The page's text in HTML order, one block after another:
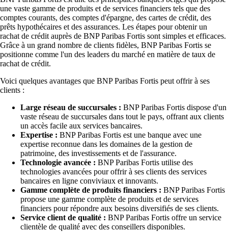
une vaste gamme de produits et de services financiers tels que des
comptes courants, des comptes d'épargne, des cartes de crédit, des
prêts hypothécaires et des assurances. Les étapes pour obtenir un
rachat de crédit auprès de BNP Paribas Fortis sont simples et efficaces.
Grâce à un grand nombre de clients fidèles, BNP Paribas Fortis se
positionne comme l'un des leaders du marché en matière de taux de
rachat de crédit.
Voici quelques avantages que BNP Paribas Fortis peut offrir à ses
clients :
Large réseau de succursales : BNP Paribas Fortis dispose d'un
vaste réseau de succursales dans tout le pays, offrant aux clients
un accès facile aux services bancaires.
Expertise : BNP Paribas Fortis est une banque avec une
expertise reconnue dans les domaines de la gestion de
patrimoine, des investissements et de l'assurance.
Technologie avancée : BNP Paribas Fortis utilise des
technologies avancées pour offrir à ses clients des services
bancaires en ligne conviviaux et innovants.
Gamme complète de produits financiers : BNP Paribas Fortis
propose une gamme complète de produits et de services
financiers pour répondre aux besoins diversifiés de ses clients.
Service client de qualité : BNP Paribas Fortis offre un service
clientèle de qualité avec des conseillers disponibles.